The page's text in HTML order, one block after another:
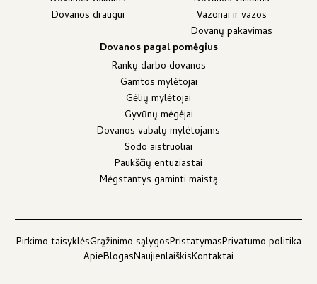
Dovanos draugui
Vazonai ir vazos
Dovanų pakavimas
Dovanos pagal pomėgius
Rankų darbo dovanos
Gamtos mylėtojai
Gėlių mylėtojai
Gyvūnų mėgėjai
Dovanos vabalų mylėtojams
Sodo aistruoliai
Paukščių entuziastai
Mėgstantys gaminti maistą
Pirkimo taisyklėsGrąžinimo sąlygosPristatymasPrivatumo politika
ApieBlogasNaujienlaiškisKontaktai